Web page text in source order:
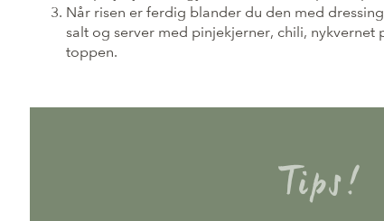
Når risen er ferdig blander du den med
salt og server med pinjekjerner, chili,
toppen.
Tips!